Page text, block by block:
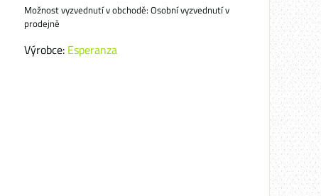
Osobní vyzvednutí v
prodejně
Výrobce: Esperanza